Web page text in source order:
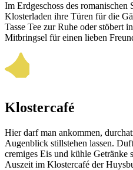
Im Erdgeschoss des
Kloster­laden ihre Türen für die
Tasse Tee zur Ruhe oder stöbert
Mit­bringsel für einen lieben
Klostercafé
Hier darf man ankommen,
Augenblick still­stehen lassen.
cremiges Eis und kühle Getränke
Auszeit im Klostercafé der